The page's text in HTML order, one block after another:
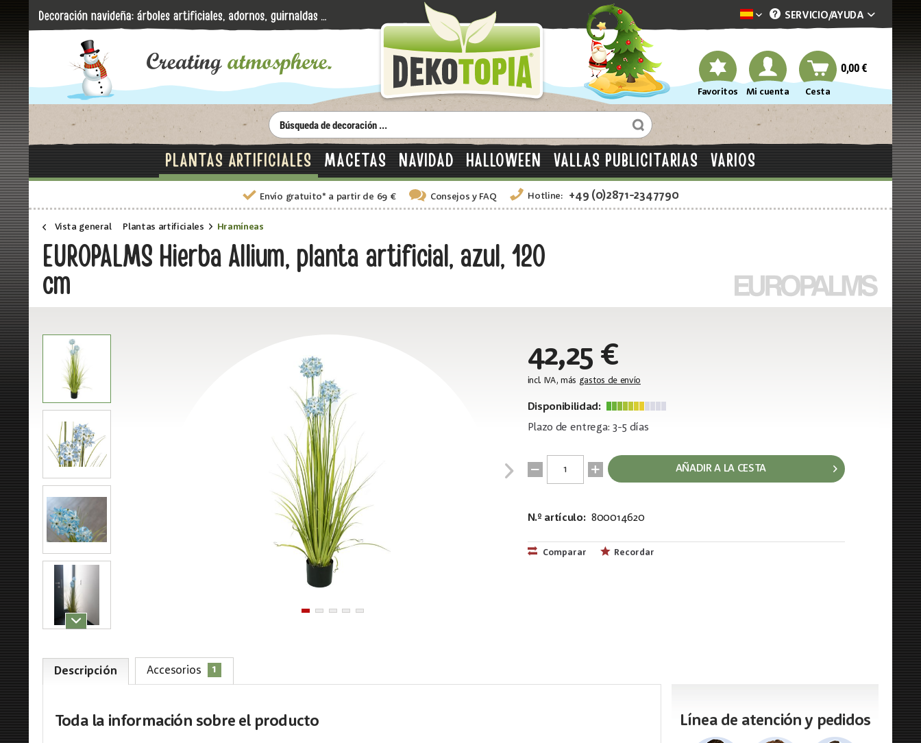
Dekotopia spanisch
SERVICIO/AYUDA
Favoritos Mi cuenta Cesta
0,00 €
PLANTAS ARTIFICIALES MACETAS NAVIDAD HALLOWEEN VALLAS PUBLICITARIAS VARIOS
Envío gratuito* a partir de 69 € Consejos y FAQ Hotline: +49 (0)2871-2347790
Vista general Plantas artificiales Hramíneas
EUROPALMS Hierba Allium, planta artificial, azul, 120
cm
42,25 €
incl. IVA, más gastos de envío
Disponibilidad:
Plazo de entrega: 3-5 días
AÑADIR A LA CESTA
N.º artículo: 800014620
Comparar Recordar
Descripción Accesorios 1
Toda la información sobre el producto Línea de atención y pedidos